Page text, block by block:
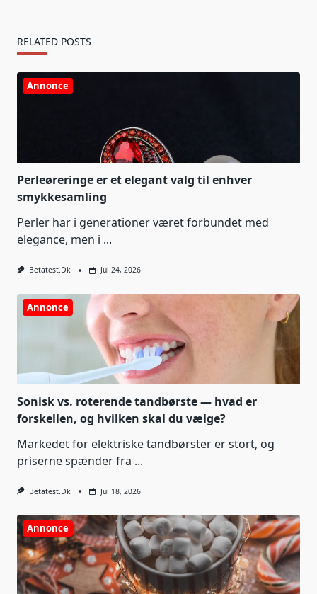
RELATED POSTS
Annonce
Perleøreringe er et elegant valg til enhver
smykkesamling
Perler har i generationer været forbundet med
elegance, men i ...
Betatest.dk Jul 24, 2026
Annonce
Sonisk vs. roterende tandbørste — hvad er
forskellen, og hvilken skal du vælge?
Markedet for elektriske tandbørster er stort, og
priserne spænder fra ...
Betatest.dk Jul 18, 2026
Annonce